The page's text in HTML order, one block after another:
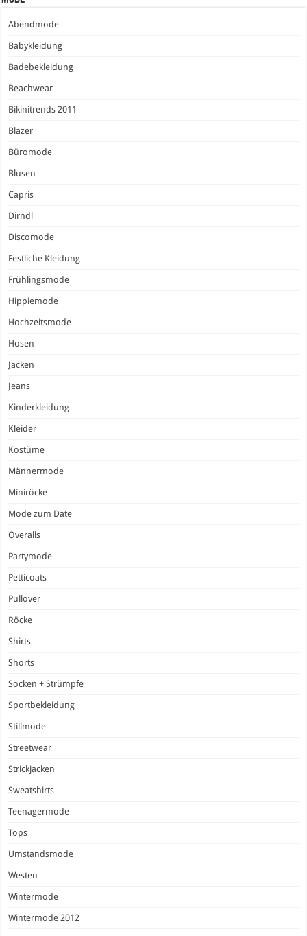
Abendmode
Babykleidung
Badebekleidung
Beachwear
Bikinitrends 2011
Blazer
Büromode
Blusen
Capris
Dirndl
Discomode
Festliche Kleidung
Frühlingsmode
Hippiemode
Hochzeitsmode
Hosen
Jacken
Jeans
Kinderkleidung
Kleider
Kostüme
Männermode
Miniröcke
Mode zum Date
Overalls
Partymode
Petticoats
Pullover
Röcke
Shirts
Shorts
Socken + Strümpfe
Sportbekleidung
Stillmode
Streetwear
Strickjacken
Sweatshirts
Teenagermode
Tops
Umstandsmode
Westen
Wintermode
Wintermode 2012